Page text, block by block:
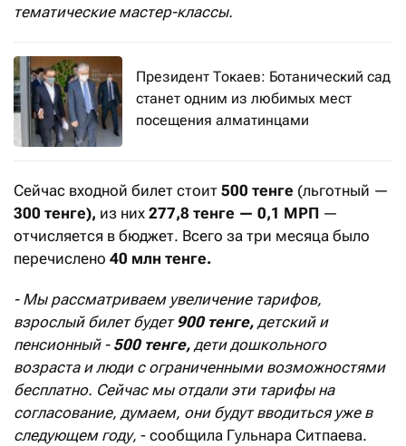
тематические мастер-классы.
Президент Токаев: Ботанический сад
станет одним из любимых мест
посещения алматинцами
Сейчас входной билет стоит 500 тенге (льготный —
300 тенге), из них 277,8 тенге — 0,1 МРП —
отчисляется в бюджет. Всего за три месяца было
перечислено 40 млн тенге.
- Мы рассматриваем увеличение тарифов,
взрослый билет будет900 тенге, детский и
пенсионный -500 тенге, дети дошкольного
возраста и люди с ограниченными возможностями
бесплатно. Сейчас мы отдали эти тарифы на
согласование, думаем, они будут вводиться уже в
следующем году, - сообщила Гульнара Ситпаева.